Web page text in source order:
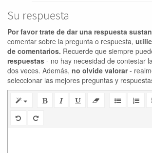
Su respuesta
Por favor trate de dar una respuesta
comentar sobre la pregunta o respuesta,
de comentarios. Recuerde que siempre
respuestas - no hay necesidad de contestar
dos veces. Además, no olvide valorar-
seleccionar las mejores preguntas y